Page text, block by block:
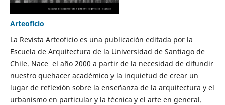
Arteoficio
La Revista Arteoficio es una publicación editada por la
Escuela de Arquitectura de la Universidad de Santiago de
Chile. Nace el año 2000 a partir de la necesidad de difundir
nuestro quehacer académico y la inquietud de crear un
lugar de reflexión sobre la enseñanza de la arquitectura y el
urbanismo en particular y la técnica y el arte en general.